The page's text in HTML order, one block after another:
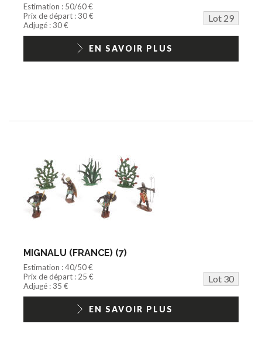
Estimation : 50/60 €
Prix de départ : 30 €
Lot 29
Adjugé : 30 €
EN SAVOIR PLUS
MIGNALU (FRANCE) (7)
Estimation : 40/50 €
Prix de départ : 25 €
Lot 30
Adjugé : 35 €
EN SAVOIR PLUS